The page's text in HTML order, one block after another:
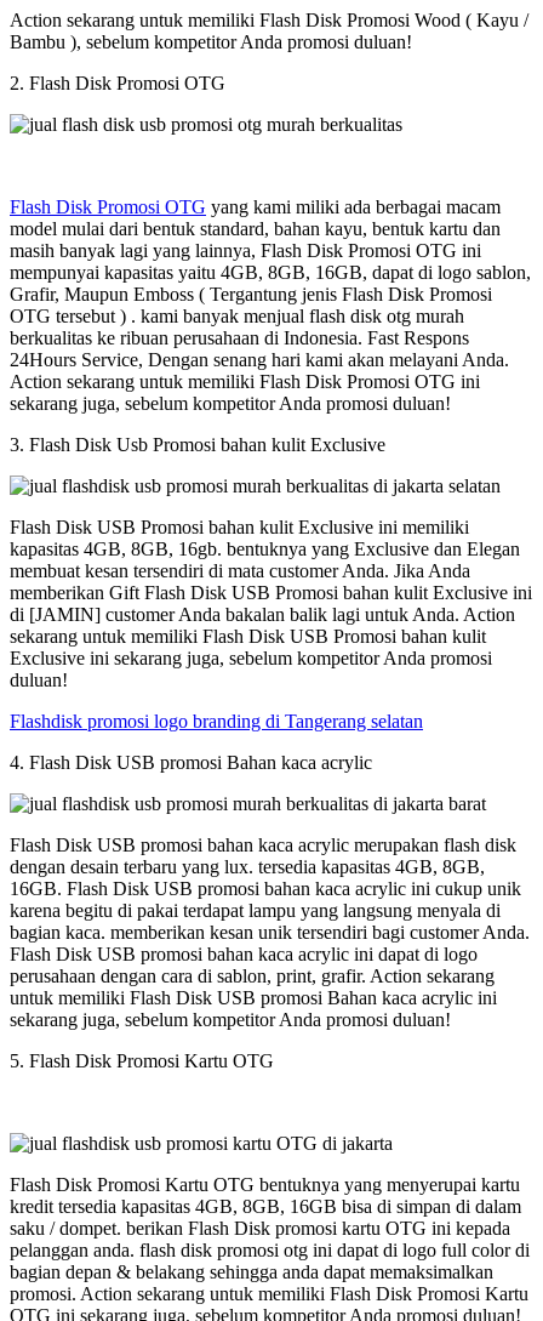
Action sekarang untuk memiliki Flash Disk Promosi Wood ( Kayu /
Bambu ), sebelum kompetitor Anda promosi duluan!
2. Flash Disk Promosi OTG
Flash Disk Promosi OTG yang kami miliki ada berbagai macam
model mulai dari bentuk standard, bahan kayu, bentuk kartu dan
masih banyak lagi yang lainnya, Flash Disk Promosi OTG ini
mempunyai kapasitas yaitu 4GB, 8GB, 16GB, dapat di logo sablon,
Grafir, Maupun Emboss ( Tergantung jenis Flash Disk Promosi
OTG tersebut ) . kami banyak menjual flash disk otg murah
berkualitas ke ribuan perusahaan di Indonesia. Fast Respons
24Hours Service, Dengan senang hari kami akan melayani Anda.
Action sekarang untuk memiliki Flash Disk Promosi OTG ini
sekarang juga, sebelum kompetitor Anda promosi duluan!
3. Flash Disk Usb Promosi bahan kulit Exclusive
Flash Disk USB Promosi bahan kulit Exclusive ini memiliki
kapasitas 4GB, 8GB, 16gb. bentuknya yang Exclusive dan Elegan
membuat kesan tersendiri di mata customer Anda. Jika Anda
memberikan Gift Flash Disk USB Promosi bahan kulit Exclusive ini
di [JAMIN] customer Anda bakalan balik lagi untuk Anda. Action
sekarang untuk memiliki Flash Disk USB Promosi bahan kulit
Exclusive ini sekarang juga, sebelum kompetitor Anda promosi
duluan!
Flashdisk promosi logo branding di Tangerang selatan
4. Flash Disk USB promosi Bahan kaca acrylic
Flash Disk USB promosi bahan kaca acrylic merupakan flash disk
dengan desain terbaru yang lux. tersedia kapasitas 4GB, 8GB,
16GB. Flash Disk USB promosi bahan kaca acrylic ini cukup unik
karena begitu di pakai terdapat lampu yang langsung menyala di
bagian kaca. memberikan kesan unik tersendiri bagi customer Anda.
Flash Disk USB promosi bahan kaca acrylic ini dapat di logo
perusahaan dengan cara di sablon, print, grafir. Action sekarang
untuk memiliki Flash Disk USB promosi Bahan kaca acrylic ini
sekarang juga, sebelum kompetitor Anda promosi duluan!
5. Flash Disk Promosi Kartu OTG
Flash Disk Promosi Kartu OTG bentuknya yang menyerupai kartu
kredit tersedia kapasitas 4GB, 8GB, 16GB bisa di simpan di dalam
saku / dompet. berikan Flash Disk promosi kartu OTG ini kepada
pelanggan anda. flash disk promosi otg ini dapat di logo full color di
bagian depan & belakang sehingga anda dapat memaksimalkan
promosi. Action sekarang untuk memiliki Flash Disk Promosi Kartu
OTG ini sekarang juga, sebelum kompetitor Anda promosi duluan!